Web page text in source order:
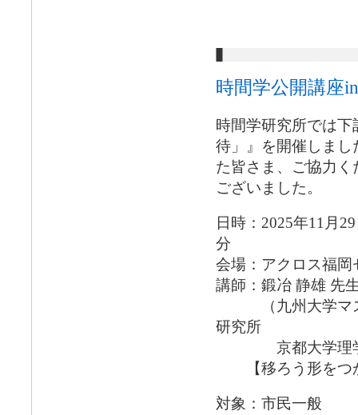
時間学公開講座
時間学研究所では
待」』を開催しま
た皆さま、ご協力
ございました。
日時：2025年11月
分
会場：アクロス福岡
講師：鍛冶 静雄 先
（九州大学マス
研究所
京都大学理学
【移ろう形をつ
対象：市民一般